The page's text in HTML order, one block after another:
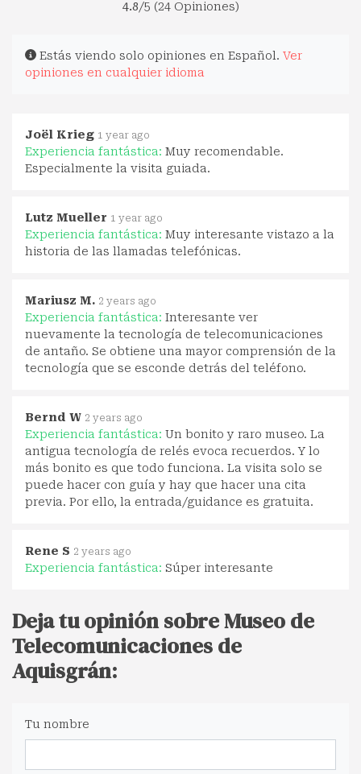
4.8/5 (24 Opiniones)
Estás viendo solo opiniones en Español. Ver
opiniones en cualquier idioma
Joël Krieg 1 year ago
Experiencia fantástica: Muy recomendable.
Especialmente la visita guiada.
Lutz Mueller 1 year ago
Experiencia fantástica: Muy interesante vistazo a la
historia de las llamadas telefónicas.
Mariusz M. 2 years ago
Experiencia fantástica: Interesante ver
nuevamente la tecnología de telecomunicaciones
de antaño. Se obtiene una mayor comprensión de la
tecnología que se esconde detrás del teléfono.
Bernd W 2 years ago
Experiencia fantástica: Un bonito y raro museo. La
antigua tecnología de relés evoca recuerdos. Y lo
más bonito es que todo funciona. La visita solo se
puede hacer con guía y hay que hacer una cita
previa. Por ello, la entrada/guidance es gratuita.
Rene S 2 years ago
Experiencia fantástica: Súper interesante
Deja tu opinión sobre Museo de
Telecomunicaciones de
Aquisgrán:
Tu nombre